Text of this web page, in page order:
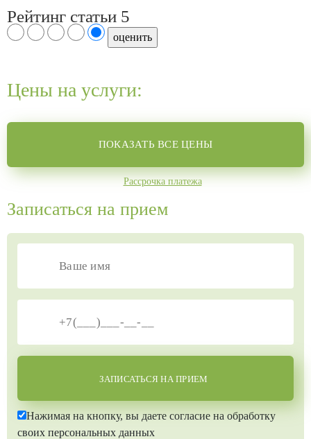
Рейтинг статьи 5
Цены на услуги:
ПОКАЗАТЬ ВСЕ ЦЕНЫ
Рассрочка платежа
Записаться на прием
ЗАПИСАТЬСЯ НА ПРИЕМ
Нажимая на кнопку, вы даете согласие на обработку
своих персональных данных